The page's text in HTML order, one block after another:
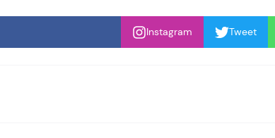
Instagram Tweet